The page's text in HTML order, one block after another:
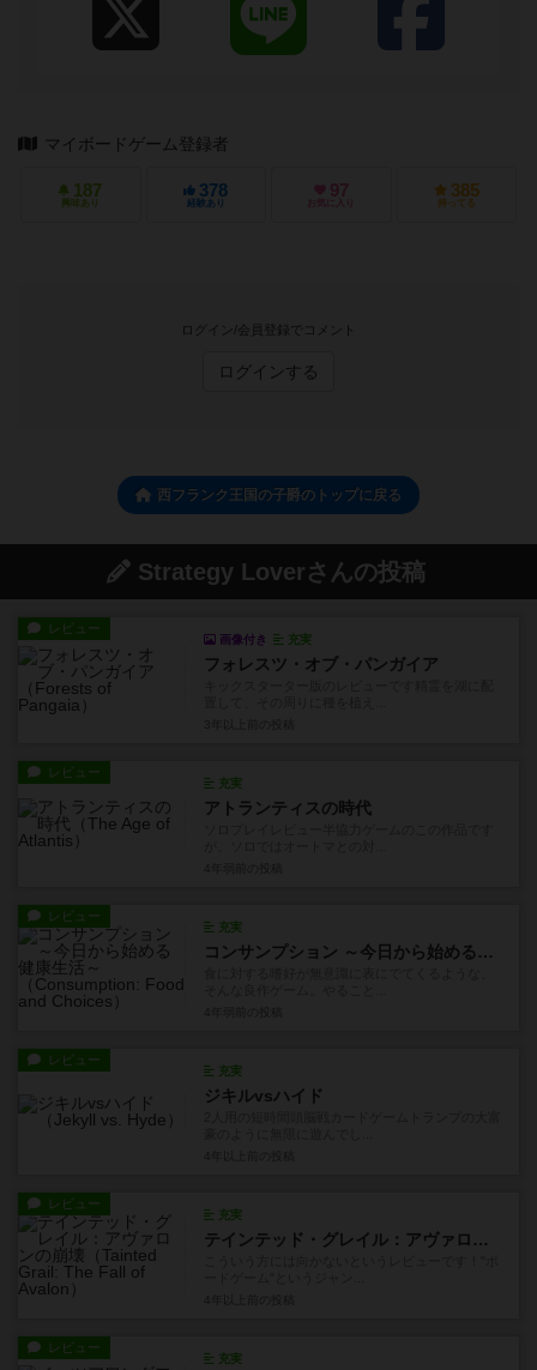
マイボードゲーム登録者
187
興味あり
378
経験あり
97
お気に入り
385
持ってる
ログイン/会員登録でコメント
ログインする
西フランク王国の子爵のトップに戻る
Strategy Loverさんの投稿
レビュー
画像付き 充実
フォレスツ・オブ・パンガイア
レビュー
充実
アトランティスの時代
レビュー
充実
コンサンプション ～今日から始める健康生活～
レビュー
充実
ジキルvsハイド
レビュー
充実
テインテッド・グレイル：アヴァロンの崩壊
レビュー
充実